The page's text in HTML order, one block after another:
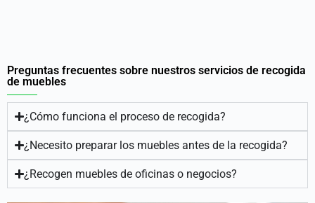
Preguntas frecuentes sobre nuestros servicios de recogida
de muebles
¿Cómo funciona el proceso de recogida?
¿Necesito preparar los muebles antes de la recogida?
¿Recogen muebles de oficinas o negocios?